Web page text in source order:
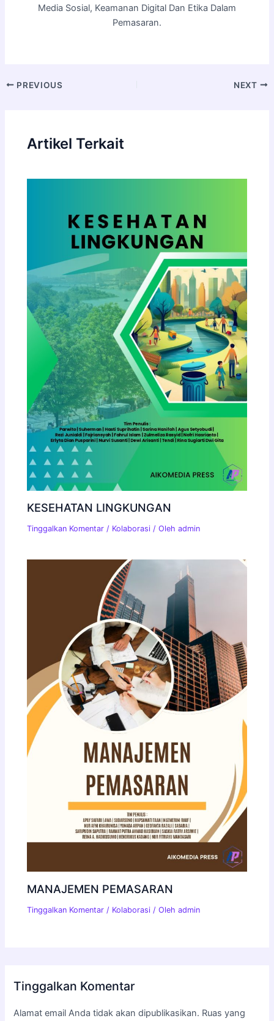
Media Sosial, Keamanan Digital Dan Etika Dalam
Pemasaran.
PREVIOUS NEXT
Artikel Terkait
KESEHATAN LINGKUNGAN
Tinggalkan Komentar / Kolaborasi / Olehadmin
MANAJEMEN PEMASARAN
Tinggalkan Komentar / Kolaborasi / Olehadmin
Tinggalkan Komentar
Alamat email Anda tidak akan dipublikasikan. Ruas yang